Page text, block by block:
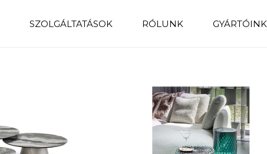
SZOLGÁLTATÁSOK RÓLUNK GYÁRTÓINK